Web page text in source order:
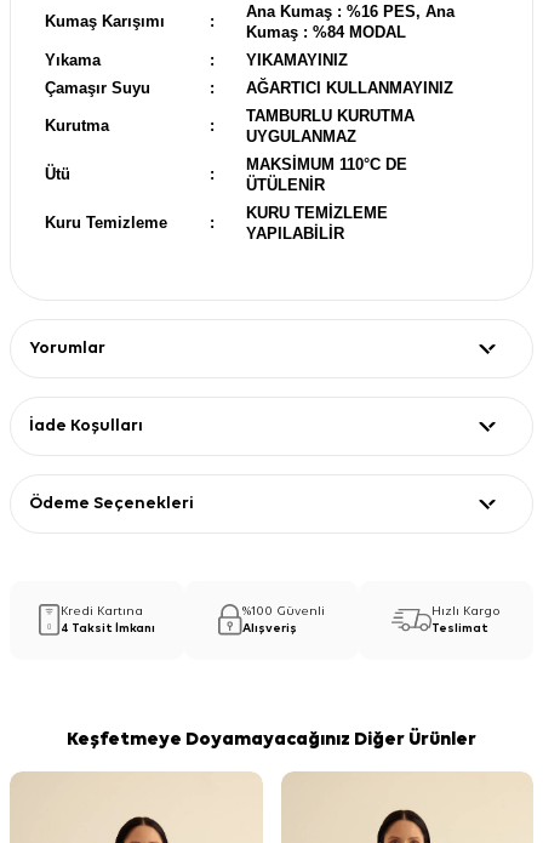
Kumaş Karışımı :
Ana Kumaş : %16 PES, Ana
Kumaş : %84 MODAL
Yıkama
:
YIKAMAYINIZ
Çamaşır Suyu
: AĞARTICI KULLANMAYINIZ
Kurutma :
TAMBURLU KURUTMA
UYGULANMAZ
Ütü :
MAKSİMUM 110°C DE
ÜTÜLENİR
Kuru Temizleme :
KURU TEMİZLEME
YAPILABİLİR
Yorumlar
İade Koşulları
Ödeme Seçenekleri
Kredi Kartına
4 Taksit İmkanı
%100 Güvenli
Alışveriş
Hızlı Kargo
Teslimat
Keşfetmeye Doyamayacağınız Diğer Ürünler